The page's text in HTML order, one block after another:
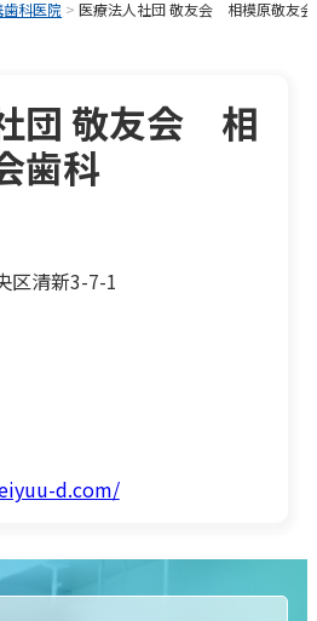
科医院 >医療法人社団 敬友会 相模原敬友
団 敬友会 相
歯科
区清新3-7-1
d.com/